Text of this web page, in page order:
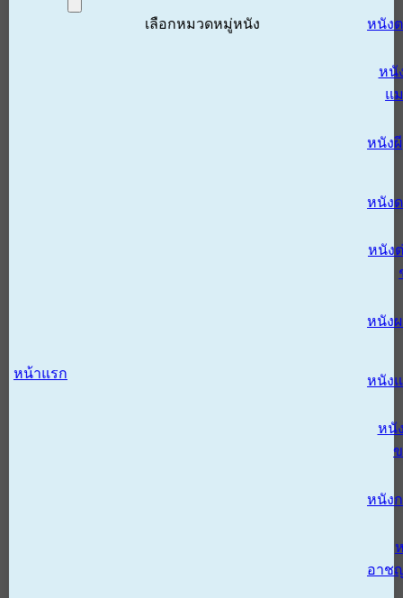
หน้าแรก
เลือกหมวดหมู่หนัง หนัง
หนั
แ
หนังผี
หนัง
หนัง
หนัง
หนัง
หนั
หนัง
อาช